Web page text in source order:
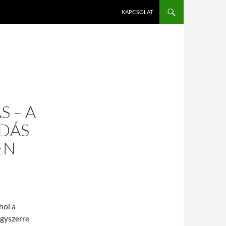
KAPCSOLAT
– A
a